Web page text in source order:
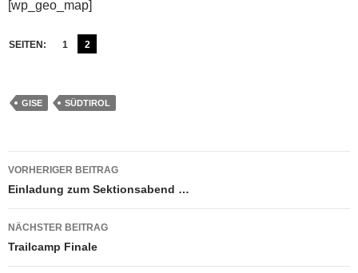
[wp_geo_map]
SEITEN: 1 2
GISE SÜDTIROL
Beitragsnavigation
VORHERIGER BEITRAG
Einladung zum Sektionsabend …
NÄCHSTER BEITRAG
Trailcamp Finale